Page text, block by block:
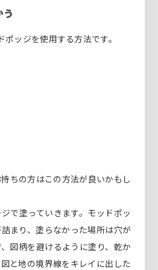
ッジを使用する方法です。
ちの方はこの方法が良いかもし
で塗っていきます。モッドポッ
まり、塗らなかった場所は穴が
図柄を避けるように塗り、乾か
と地の境界線をキレイに出した